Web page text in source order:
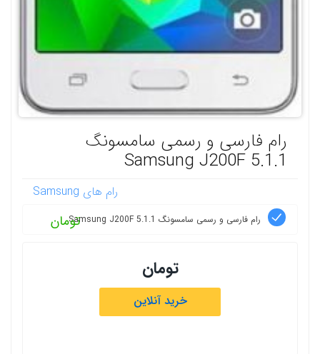
رام فارسی و رسمی سامسونگ
Samsung J200F 5.1.1
رام های Samsung
رام فارسی و رسمی سامسونگ Samsung J200F 5.1.1 تومان
تومان
خرید آنلاین